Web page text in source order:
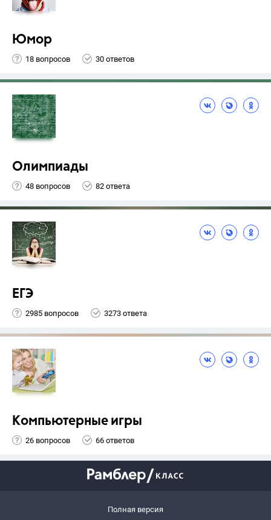
Юмор
18 вопросов 30 ответов
Олимпиады
48 вопросов 82 ответа
ЕГЭ
2985 вопросов 3273 ответа
Компьютерные игры
26 вопросов 66 ответов
Полная версия